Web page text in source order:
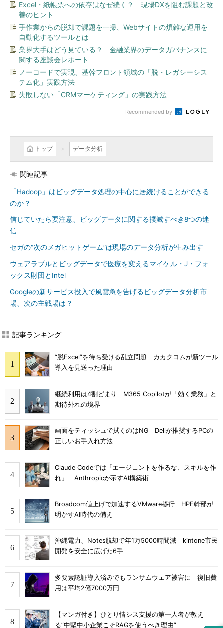
Excel・紙帳票への依存はなぜ続く？ 現場DXを阻む課題と改
善のヒント
手作業からの脱却で課題を一掃、Webサイトの煩雑な運用を
自動化するツールとは
業界大手はどう見ている？ 金融業界のデータガバナンスに
関する座談会レポート
ノーコードで実現、基幹フロント領域の「脱・レガシーシス
テム化」実践方法
失敗しない「CRMマーケティング」の実践方法
Recommended by
トップ データ分析
関連記事
「Hadoop」はビッグデータ処理の中心に居続けることができる
のか？
信じていたら要注意、ビッグデータに関する撲滅すべき8つの迷
信
セガの“次のメガヒットゲーム”は現場のデータ分析が生み出す
ウェアラブルとビッグデータで医療を変えるマイケル・J・フォ
ックス財団とIntel
Googleの新サービス投入で風雲急を告げるビッグデータ分析市
場、次の主戦場は？
記事ランキング
“脱Excel”を待ち受ける乱立問題 カカクコムが新ツール
導入を見送った理由
継続利用は4割どまり M365 Copilotが「効く業務」と
期待外れの境界
画面をティッシュで拭くのはNG Dellが推奨するPCの
正しいお手入れ方法
Claude Codeでは「エージェントを作るな、スキルを作
れ」 Anthropicが示すAI構築術
Broadcom値上げで加速するVMware移行 HPE幹部が
明かすAI時代の備え
沖縄電力、Notes脱却で年1万5000時間減 kintone市民
開発を安全に広げた6手
多要素認証導入済みでもランサムウェア被害に 復旧費
用は平均2億7000万円
【マンガ付き】ひとり情シス支援の第一人者が教え
る”中堅中小企業こそRAGを使うべき理由”